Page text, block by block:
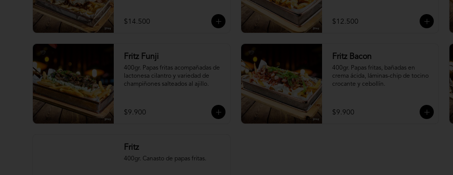
$14.500 $12.500
Fritz Funji
400gr. Papas fritas acompañadas de
lactonesa cilantro y variedad de
champiñones salteados al ajillo.
$9.900
Fritz Bacon
400gr. Papas fritas, bañadas en
crema ácida, láminas-chip de tocino
crocante y cebollín.
$9.900
Fritz
400gr. Canasto de papas fritas.